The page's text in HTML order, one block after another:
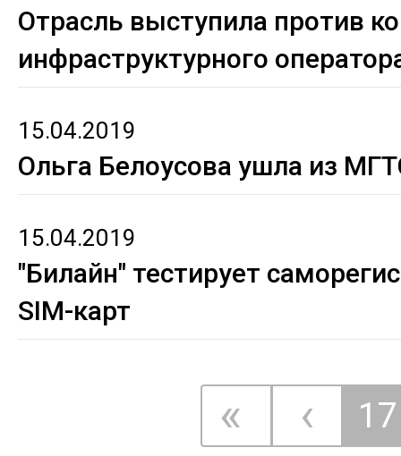
Отрасль выступила против
инфраструктурного
15.04.2019
Ольга Белоусова ушла из
15.04.2019
"Билайн" тестирует
SIM-карт
« ‹ 17